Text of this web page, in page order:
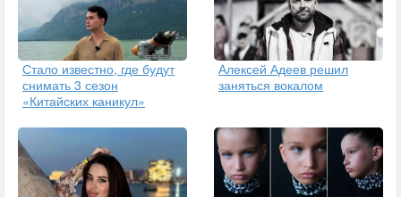
Стало известно, где будут
снимать 3 сезон
«Китайских каникул»
Алексей Адеев решил
заняться вокалом